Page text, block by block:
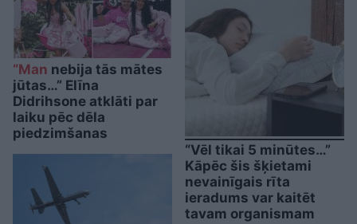
“Man nebija tās mātes
jūtas…” Elīna
Didrihsone atklāti par
laiku pēc dēla
piedzimšanas
“Vēl tikai 5 minūtes…”
Kāpēc šis šķietami
nevainīgais rīta
ieradums var kaitēt
tavam organismam